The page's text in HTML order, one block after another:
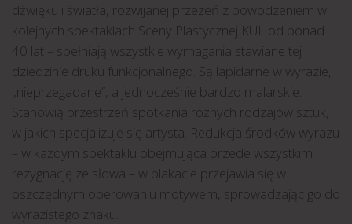
dźwięku i światła, rozwijanej przezeń z powodzeniem w
kolejnych spektaklach Sceny Plastycznej KUL od ponad
40 lat – spełniają wszystkie wymagania stawiane tej
dziedzinie druku funkcjonalnego. Są lapidarne w wyrazie,
„nieprzegadane”, a jednocześnie bardzo malarskie.
Stanowią przestrzeń spotkania różnych rodzajów sztuk,
w jakich specjalizuje się artysta. Redukcja środków wyrazu
– w każdym spektaklu obejmująca przede wszystkim
rezygnację ze słowa – w plakacie przejawia się w
oszczędnym operowaniu motywem, sprowadzając go do
wyrazistego znaku.